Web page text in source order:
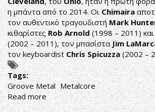
ΒΙΝΥΛΙΟ
ΤΑ
FRAIL
WORDS
COLLAPSE
ΚΑΙ
SHADOWS
ARE
SECURITY
η μπάντα από το 2014. ΟιChimaira
τον αυθεντικό τραγουδιστή Mark
κιθαρίστες Rob Arnold(1998 – 2011)
(2002 – 2011), τον μπασίσταJim
τον keyboardist ChrisSpicuzza(2002 –
Tags:
Groove Metal Metalcore
Read more about
OI